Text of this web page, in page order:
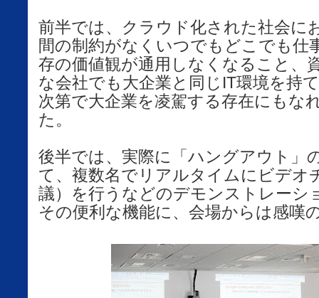
前半では、クラウド化された社会に
間の制約がなくいつでもどこでも仕
存の価値観が通用しなくなること、
な会社でも大企業と同じIT環境を持
次第で大企業を凌駕する存在にもな
た。
後半では、実際に「ハングアウト」
て、複数名でリアルタイムにビデオ
議）を行うなどのデモンストレーシ
その便利な機能に、会場からは感嘆